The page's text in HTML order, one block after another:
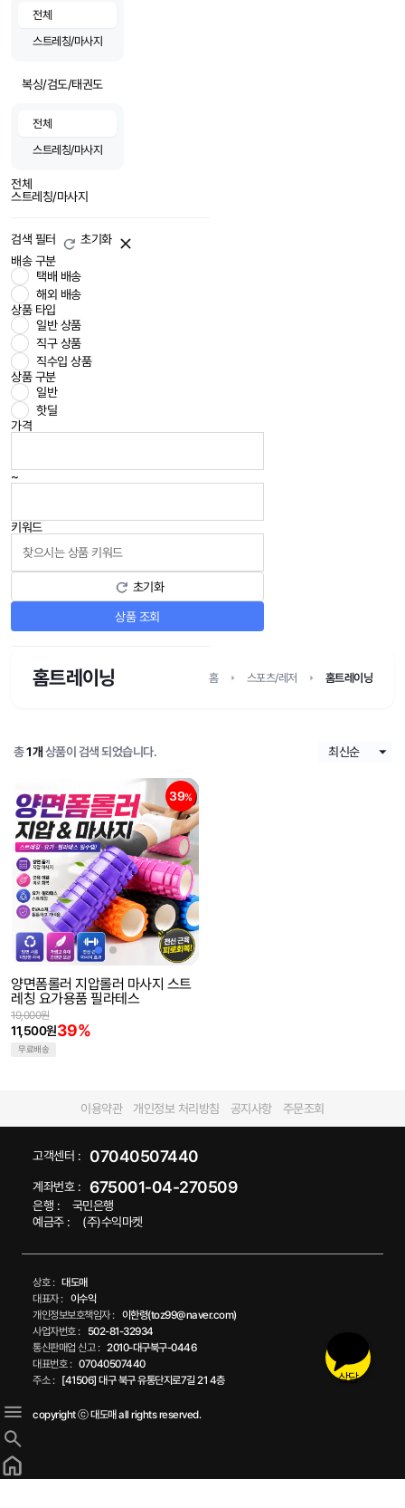
상담
전체
스트레칭/마사지
복싱/검도/태권도
전체
스트레칭/마사지
전체
스트레칭/마사지
검색 필터
초기화
배송 구분
택배 배송
해외 배송
상품 타입
일반 상품
직구 상품
직수입 상품
상품 구분
일반
핫딜
가격
~
키워드
초기화
상품 조회
홈트레이닝 홈 스포츠/레저 홈트레이닝
총1개 상품이 검색 되었습니다.
39%
양면폼롤러 지압롤러 마사지 스트
레칭 요가용품 필라테스
11,500원39%
19,000원
무료배송
이용약관 개인정보 처리방침 공지사항 주문조회
고객센터 : 07040507440
계좌번호 : 675001-04-270509
은행 :
국민은행
예금주 :
(주)수익마켓
상호 : 대도매
대표자 :
이수익
개인정보보호책임자 :
이한령(toz99@naver.com)
사업자번호 :
502-81-32934
통신판매업 신고 : 2010-대구북구-0446
대표번호 : 07040507440
주소 :
[41506] 대구 북구 유통단지로7길 21 4층
copyright ⓒ 대도매 all rights reserved.